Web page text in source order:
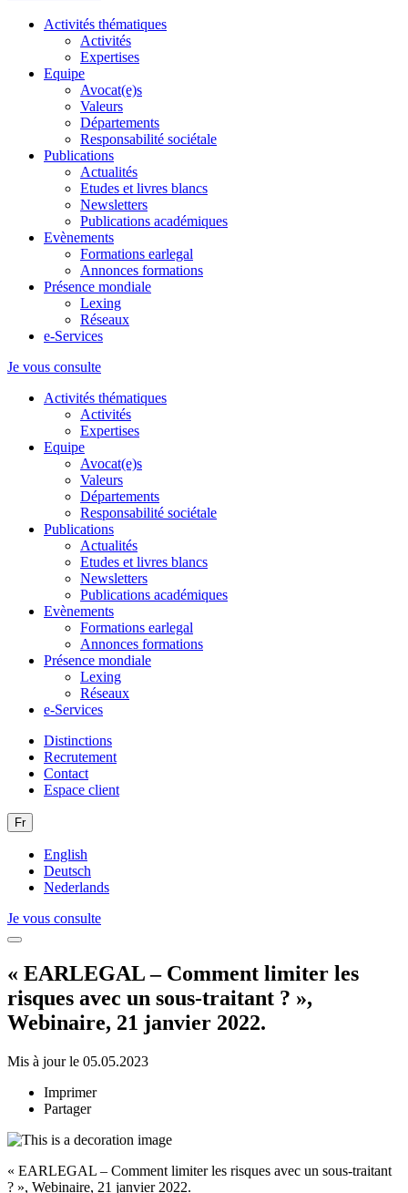
Activités thématiques
Activités
Expertises
Equipe
Avocat(e)s
Valeurs
Départements
Responsabilité sociétale
Publications
Actualités
Etudes et livres blancs
Newsletters
Publications académiques
Evènements
Formations earlegal
Annonces formations
Présence mondiale
Lexing
Réseaux
e-Services
Je vous consulte
Activités thématiques
Activités
Expertises
Equipe
Avocat(e)s
Valeurs
Départements
Responsabilité sociétale
Publications
Actualités
Etudes et livres blancs
Newsletters
Publications académiques
Evènements
Formations earlegal
Annonces formations
Présence mondiale
Lexing
Réseaux
e-Services
Distinctions
Recrutement
Contact
Espace client
Fr
English
Deutsch
Nederlands
Je vous consulte
« EARLEGAL – Comment limiter les
risques avec un sous-traitant ? »,
Webinaire, 21 janvier 2022.
Mis à jour le 05.05.2023
Imprimer
Partager
« EARLEGAL – Comment limiter les risques avec un sous-traitant
? », Webinaire, 21 janvier 2022.